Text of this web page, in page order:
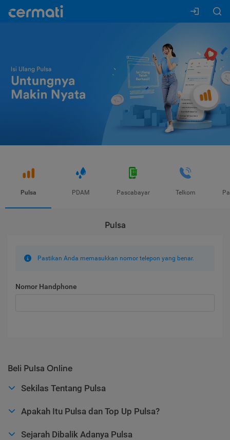
Pulsa PDAM Pascabayar Telkom
Pulsa
Pastikan Anda memasukkan nomor telepon yang benar.
Nomor Handphone
Beli Pulsa Online
Sekilas Tentang Pulsa
Apakah Itu Pulsa dan Top Up Pulsa?
Sejarah Dibalik Adanya Pulsa